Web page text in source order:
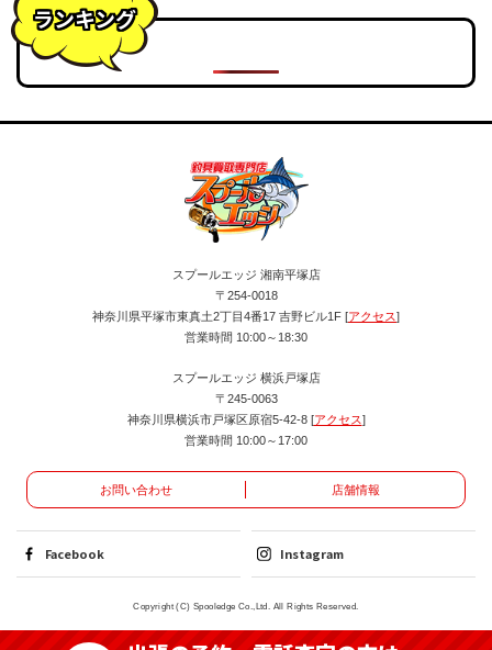
ランキング
スプールエッジ 湘南平塚店
〒254-0018
神奈川県平塚市東真土2丁目4番17 吉野ビル1F [アクセス]
営業時間 10:00～18:30
スプールエッジ 横浜戸塚店
〒245-0063
神奈川県横浜市戸塚区原宿5-42-8 [アクセス]
営業時間 10:00～17:00
お問い合わせ 店舗情報
Facebook Instagram
Copyright (C) Spooledge Co.,Ltd. All Rights Reserved.